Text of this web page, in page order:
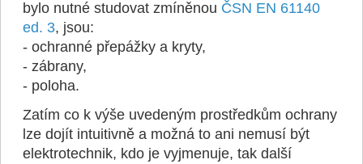
bylo nutné studovat zmíněnou ČSN EN 61140
ed. 3, jsou:
- ochranné přepážky a kryty,
- zábrany,
- poloha.
Zatím co k výše uvedeným prostředkům ochrany
lze dojít intuitivně a možná to ani nemusí být
elektrotechnik, kdo je vyjmenuje, tak další